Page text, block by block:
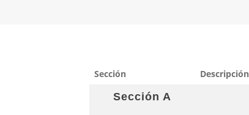
Sección Descripción
Sección A